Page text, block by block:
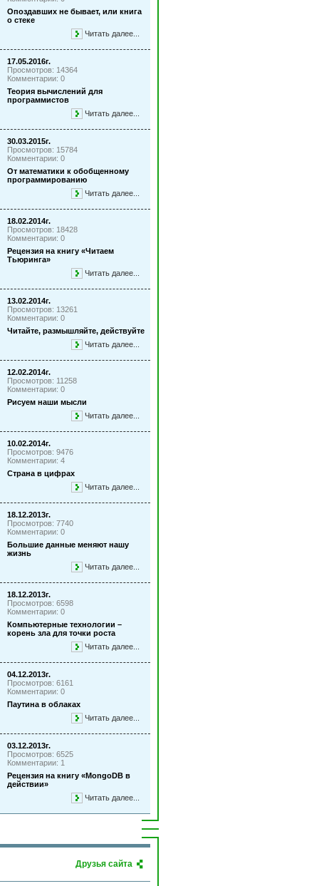
Опоздавших не бывает, или книга
о стеке
Читать далее...
17.05.2016г.
Просмотров: 14364
Комментарии: 0
Теория вычислений для
программистов
Читать далее...
30.03.2015г.
Просмотров: 15784
Комментарии: 0
От математики к обобщенному
программированию
Читать далее...
18.02.2014г.
Просмотров: 18428
Комментарии: 0
Рецензия на книгу «Читаем
Тьюринга»
Читать далее...
13.02.2014г.
Просмотров: 13261
Комментарии: 0
Читайте, размышляйте, действуйте
Читать далее...
12.02.2014г.
Просмотров: 11258
Комментарии: 0
Рисуем наши мысли
Читать далее...
10.02.2014г.
Просмотров: 9476
Комментарии: 4
Страна в цифрах
Читать далее...
18.12.2013г.
Просмотров: 7740
Комментарии: 0
Большие данные меняют нашу
жизнь
Читать далее...
18.12.2013г.
Просмотров: 6598
Комментарии: 0
Компьютерные технологии –
корень зла для точки роста
Читать далее...
04.12.2013г.
Просмотров: 6161
Комментарии: 0
Паутина в облаках
Читать далее...
03.12.2013г.
Просмотров: 6525
Комментарии: 1
Рецензия на книгу «MongoDB в
действии»
Читать далее...
Друзья сайта